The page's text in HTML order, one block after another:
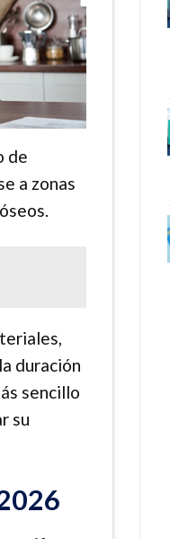
de
a zonas
duración
sencillo
su